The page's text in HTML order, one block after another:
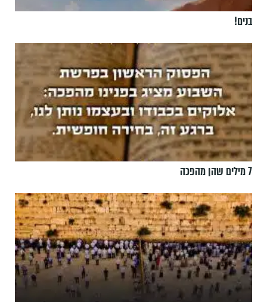
בנים!
7 מילים שהן מהפכה